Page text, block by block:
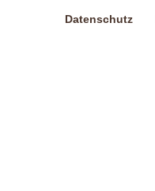
Datenschutz